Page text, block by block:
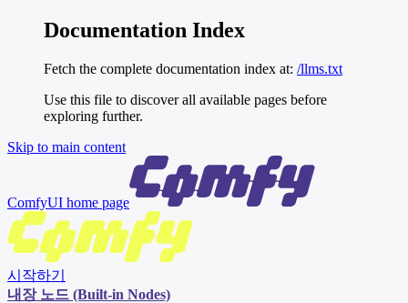
Documentation Index
Fetch the complete documentation index at: /llms.txt
Use this file to discover all available pages before
exploring further.
Skip to main content
ComfyUI home page
시작하기
내장 노드 (Built-in Nodes)